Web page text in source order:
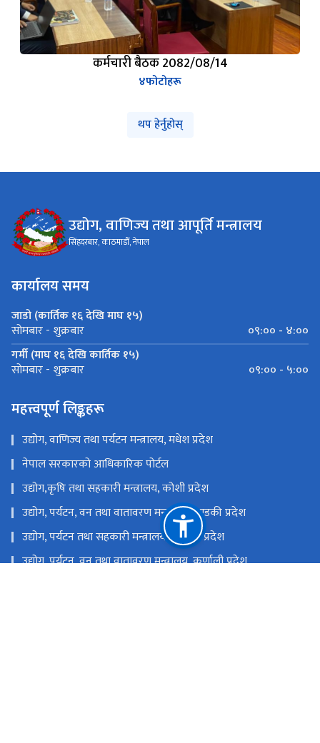
कर्मचारी बैठक 2082/08/14
४फोटोहरू
थप हेर्नुहोस्
उद्योग, वाणिज्य तथा आपूर्ति मन्त्रालय
सिंहदरबार, काठमाडौँ, नेपाल
कार्यालय समय
जाडो (कार्तिक १६ देखि माघ १५)
सोमबार - शुक्रबार
०९:०० - ४:००
गर्मी (माघ १६ देखि कार्तिक १५)
सोमबार - शुक्रबार ०९:०० - ५:००
महत्त्वपूर्ण लिङ्कहरू
उद्योग, वाणिज्य तथा पर्यटन मन्त्रालय, मधेश प्रदेश
नेपाल सरकारको आधिकारिक पोर्टल
उद्योग,कृषि तथा सहकारी मन्त्रालय, कोशी प्रदेश
उद्योग, पर्यटन, वन तथा वातावरण मन्त्रालय, गण्डकी प्रदेश
उद्योग, पर्यटन तथा सहकारी मन्त्रालय, लुम्बिनी प्रदेश
उद्योग, पर्यटन, वन तथा वातावरण मन्त्रालय, कर्णाली प्रदेश